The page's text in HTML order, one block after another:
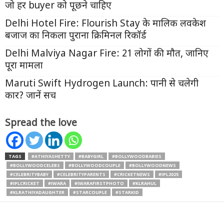
जो हर buyer को पूछने चाहिए
Delhi Hotel Fire: Flourish Stay के मालिक लवकेश
बजाज का निकला पुराना क्रिमिनल रिकॉर्ड
Delhi Malviya Nagar Fire: 21 लोगों की मौत, जानिए
पूरा मामला
Maruti Swift Hydrogen Launch: पानी से चलेगी
कार? जानें सच
Spread the love
TAGS #ATHIYASHETTY #BABYGIRL
#BOLLYWOODBABIES
#BOLLYWOODCELEBS
#BOLLYWOODCOUPLE
#BOLLYWOODNEWS
#CELEBRITYBABY
#CELEBRITYPARENTS #CRICKETNEWS
#IPL2025
#IPLCRICKET
#IWARA #IWARAFIRSTPHOTO
#KLRAHUL
#KLRATHIYADAUGHTER
#STARCOUPLE #STARKID